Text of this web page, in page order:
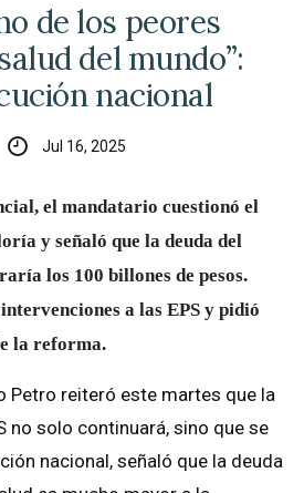
de los peores
del mundo”:
nacional
Jul 16, 2025
el mandatario cuestionó el
y señaló que la deuda del
los 100 billones de pesos.
a las EPS y pidió
la reforma.
Petro reiteró este martes que la
no solo continuará, sino que se
nacional, señaló que la deuda